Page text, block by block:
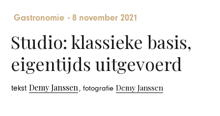
Gastronomie -8 november 2021
Studio: klassieke basis,
eigentijds uitgevoerd
tekstDemy Janssen, fotografieDemy Janssen